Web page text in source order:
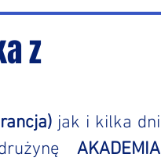
z
jak i kilka dni
AKADEMIA